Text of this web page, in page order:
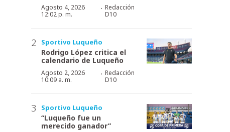
Agosto 4, 2026
12:02 p. m.
· Redacción
D10
Sportivo Luqueño
Rodrigo López critica el
calendario de Luqueño
Agosto 2, 2026
10:09 a. m.
· Redacción
D10
Sportivo Luqueño
“Luqueño fue un
merecido ganador”